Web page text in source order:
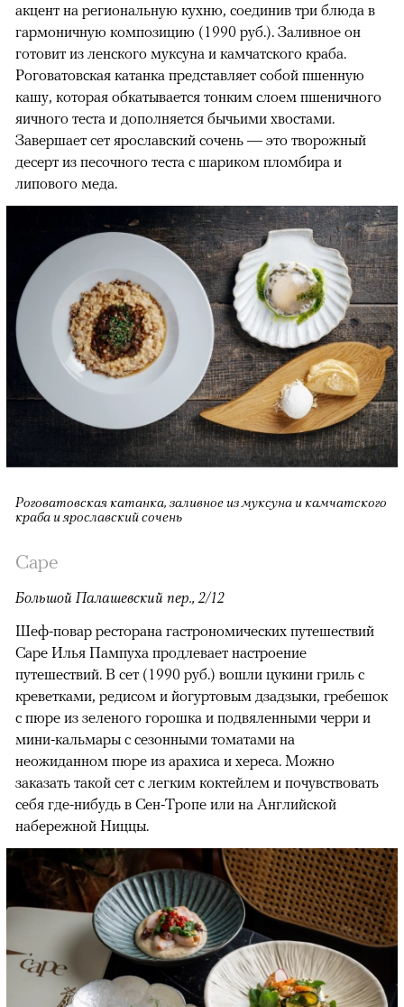
акцент на региональную кухню, соединив три блюда в
гармоничную композицию (1990 руб.). Заливное он
готовит из ленского муксуна и камчатского краба.
Роговатовская катанка представляет собой пшенную
кашу, которая обкатывается тонким слоем пшеничного
яичного теста и дополняется бычьими хвостами.
Завершает сет ярославский сочень — это творожный
десерт из песочного теста с шариком пломбира и
липового меда.
Роговатовская катанка, заливное из муксуна и камчатского
краба и ярославский сочень
Cape
Большой Палашевский пер., 2/12
Шеф-повар ресторана гастрономических путешествий
Cape Илья Пампуха продлевает настроение
путешествий. В сет (1990 руб.) вошли цукини гриль с
креветками, редисом и йогуртовым дзадзыки, гребешок
с пюре из зеленого горошка и подвяленными черри и
мини-кальмары с сезонными томатами на
неожиданном пюре из арахиса и хереса. Можно
заказать такой сет с легким коктейлем и почувствовать
себя где-нибудь в Сен-Тропе или на Английской
набережной Ниццы.